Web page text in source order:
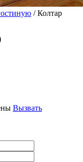
/ Колтар
Вызвать